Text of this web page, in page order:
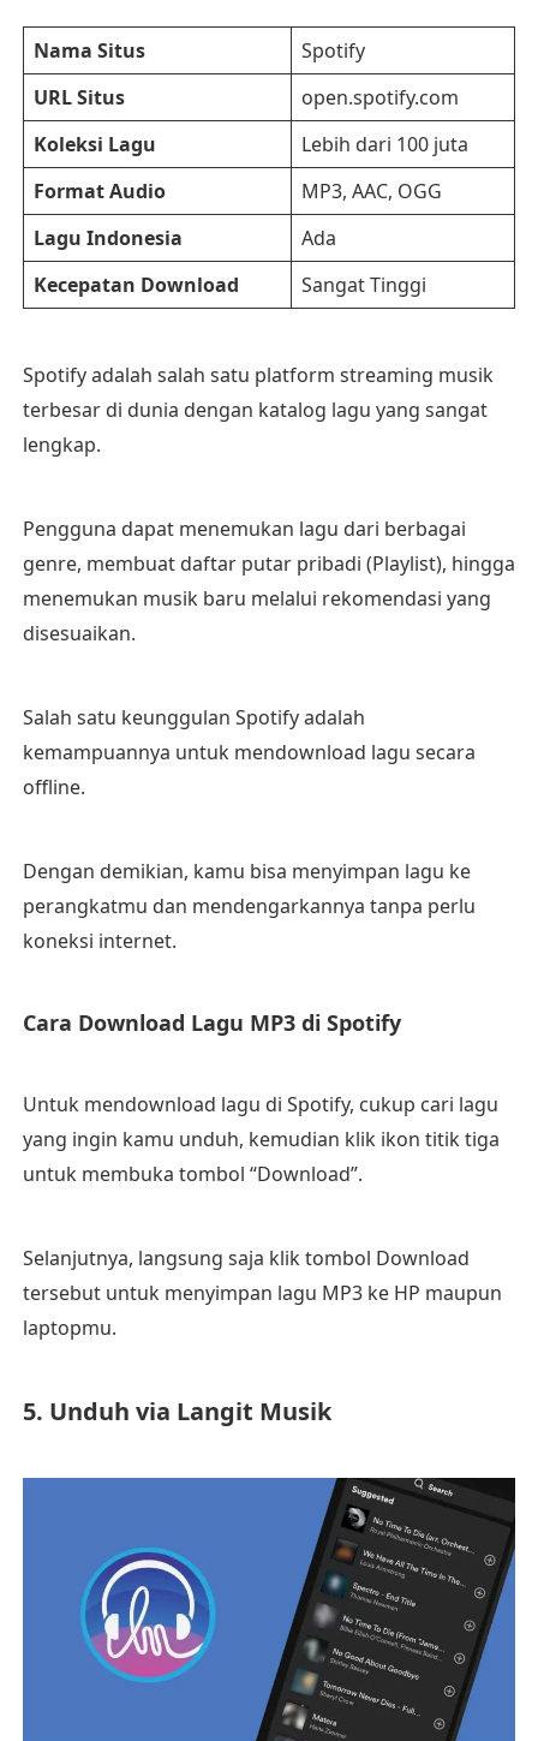
Nama Situs
Spotify
URL Situs
open.spotify.com
Koleksi Lagu
Lebih dari 100 juta
Format Audio
MP3, AAC, OGG
Lagu Indonesia
Ada
Kecepatan Download
Sangat Tinggi
Spotify adalah salah satu platform streaming musik
terbesar di dunia dengan katalog lagu yang sangat
lengkap.
Pengguna dapat menemukan lagu dari berbagai
genre, membuat daftar putar pribadi (Playlist), hingga
menemukan musik baru melalui rekomendasi yang
disesuaikan.
Salah satu keunggulan Spotify adalah
kemampuannya untuk mendownload lagu secara
offline.
Dengan demikian, kamu bisa menyimpan lagu ke
perangkatmu dan mendengarkannya tanpa perlu
koneksi internet.
Cara Download Lagu MP3 di Spotify
Untuk mendownload lagu di Spotify, cukup cari lagu
yang ingin kamu unduh, kemudian klik ikon titik tiga
untuk membuka tombol “Download”.
Selanjutnya, langsung saja klik tombol Download
tersebut untuk menyimpan lagu MP3 ke HP maupun
laptopmu.
5. Unduh via Langit Musik